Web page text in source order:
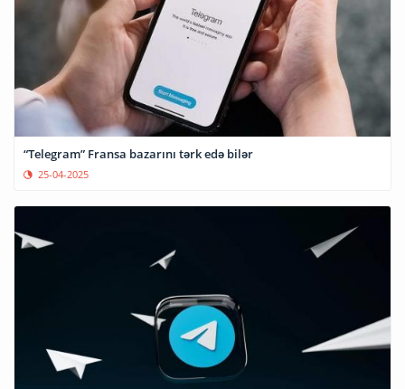
“Telegram” Fransa bazarını tərk edə bilər
25-04-2025